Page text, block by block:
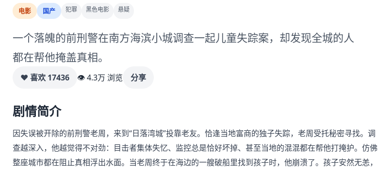
电影 国产 犯罪 黑色电影 悬疑
一个落魄的前刑警在南方海滨小城调查一起儿童失踪案，却发现全城的人
都在帮他掩盖真相。
♥ 喜欢17436 👁 4.3万 浏览 分享
剧情简介
因失误被开除的前刑警老周，来到“日落湾城”投靠老友。恰逢当地富商的独子失踪，老周受托秘密寻找。调
查越深入，他越觉得不对劲：目击者集体失忆、监控总是恰好坏掉、甚至当地的混混都在帮他打掩护。仿佛
整座城市都在阻止真相浮出水面。当老周终于在海边的一艘破船里找到孩子时，他崩溃了。孩子安然无恙，